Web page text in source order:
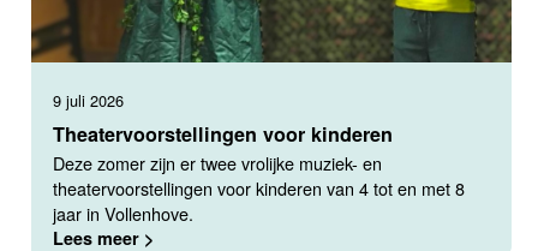
Theatervoorstellingen voor kinderen
9 juli 2026
Deze zomer zijn er twee vrolijke muziek- en
theatervoorstellingen voor kinderen van 4 tot en met 8
jaar in Vollenhove.
Lees meer >